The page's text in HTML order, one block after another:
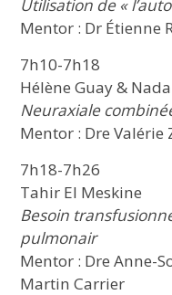
Utilisation de «
Mentor : Dr Étienne
7h10-7h18
Hélène Guay &
Neuraxiale
Mentor : Dre Valérie
7h18-7h26
Tahir El Meskine
Besoin
pulmonair
Mentor : Dre Anne-
Martin Carrier